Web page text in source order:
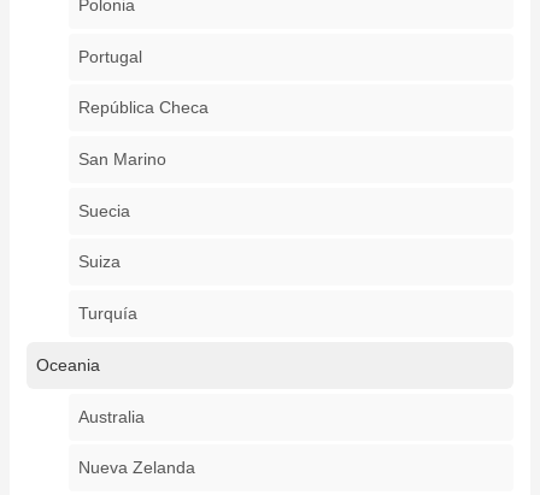
Polonia
Portugal
República Checa
San Marino
Suecia
Suiza
Turquía
Oceania
Australia
Nueva Zelanda